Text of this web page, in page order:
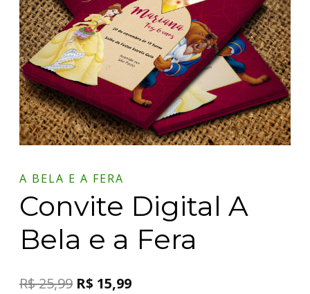
A BELA E A FERA
Convite Digital A
Bela e a Fera
R$25,99 R$ 15,99